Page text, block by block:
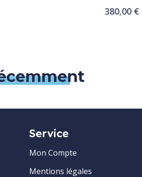
380,00 €
Ajouter au panier
Service
Mon Compte
Mentions légales